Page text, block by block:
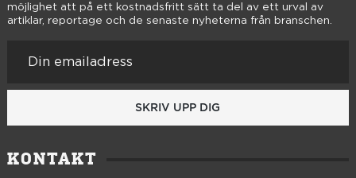
möjlighet att på ett kostnadsfritt sätt ta del av ett urval av
artiklar, reportage och de senaste nyheterna från branschen.
SKRIV UPP DIG
KONTAKT